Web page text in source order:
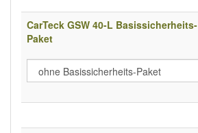
CarTeck GSW 40-L Basissicherheits-
Paket